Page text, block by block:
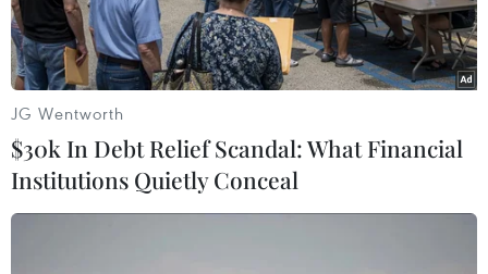
JG Wentworth
$30k In Debt Relief Scandal: What Financial
Institutions Quietly Conceal